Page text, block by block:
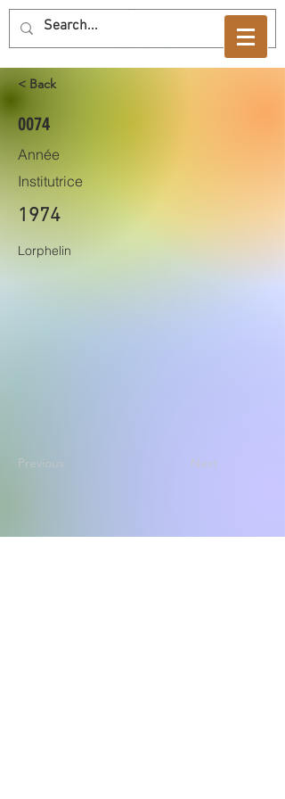
< Back
0074
Année
Institutrice
1974
Lorphelin
Previous Next